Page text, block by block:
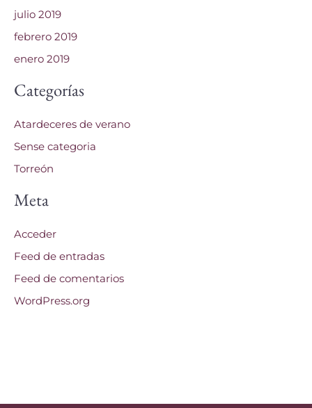
julio 2019
febrero 2019
enero 2019
Categorías
Atardeceres de verano
Sense categoria
Torreón
Meta
Acceder
Feed de entradas
Feed de comentarios
WordPress.org